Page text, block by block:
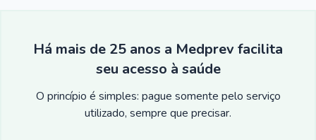
Há mais de 25 anos a Medprev facilita
seu acesso à saúde
O princípio é simples: pague somente pelo serviço
utilizado, sempre que precisar.